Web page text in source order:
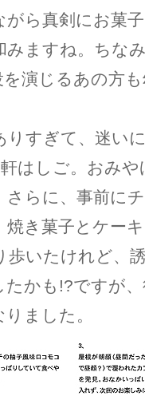
ら真剣にお菓
みますね。ちな
演じるあの方
すぎて、迷い
はしご。おみ
さらに、事前に
焼き菓子とケー
歩いたけれど、
たかも!?ですが
ました。